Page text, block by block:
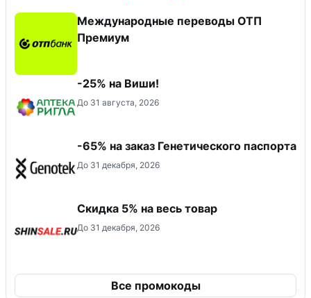
Международные переводы ОТП
Премиум
-25% на Виши!
До 31 августа, 2026
-65% на заказ Генетического паспорта
До 31 декабря, 2026
Скидка 5% на весь товар
До 31 декабря, 2026
Все промокоды